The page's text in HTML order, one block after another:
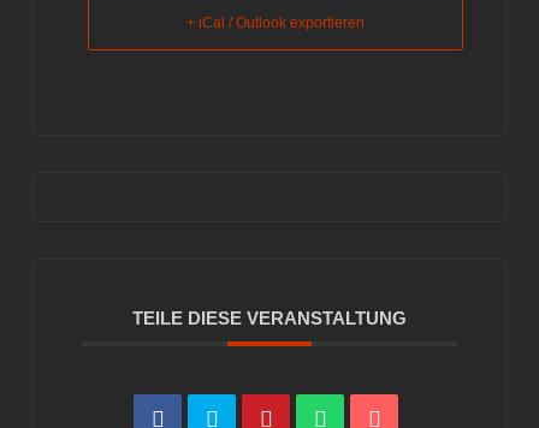
+ iCal / Outlook exportieren
TEILE DIESE VERANSTALTUNG